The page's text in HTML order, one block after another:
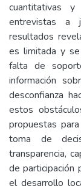
cuantitativas
entrevistas a
resultados
es limitada y
falta de
información
desconfianza
estos
propuestas
toma de
transparencia,
de participación
el desarrollo